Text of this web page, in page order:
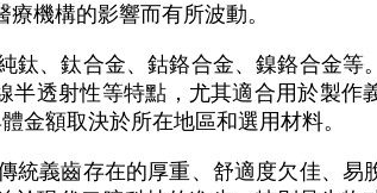
機構的影響而有所波動。
鈦、鈦合金、鈷鉻合金、鎳鉻合金等
透射性等特點，尤其適合用於製作
金額取決於所在地區和選用材料。
統義齒存在的厚重、舒適度欠佳、易